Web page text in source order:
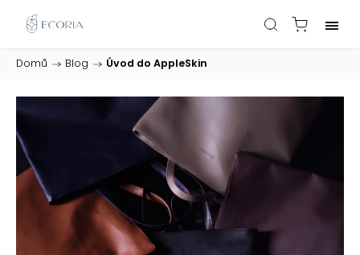
Domů / Blog / Úvod do AppleSkin